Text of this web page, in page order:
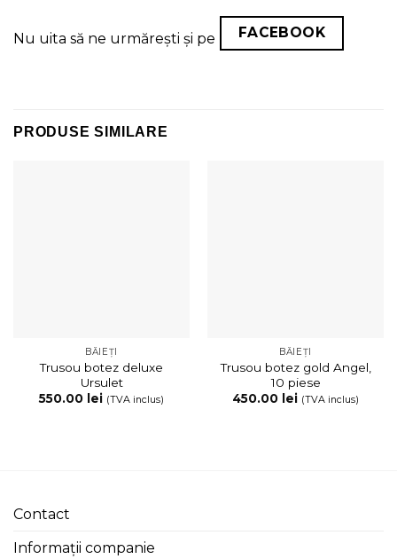
Nu uita să ne urmărești și pe FACEBOOK
PRODUSE SIMILARE
BĂIEȚI
Trusou botez deluxe
Ursulet
550.00
lei (TVA inclus)
BĂIEȚI
Trusou botez gold Angel,
10 piese
450.00
lei (TVA inclus)
Contact
Informații companie